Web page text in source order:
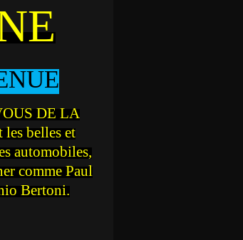
DE LA
belles et
automobiles,
comme Paul
Bertoni.